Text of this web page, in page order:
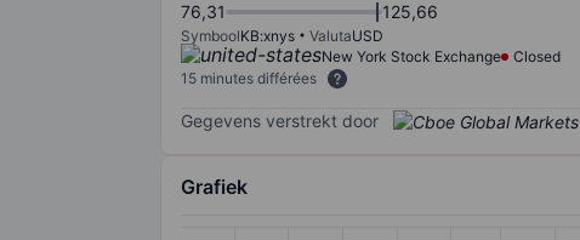
76,31 125,66
SymboolKB:xnys ValutaUSD
New York Stock Exchange
Closed
15 minutes différées
Gegevens verstrekt door
Grafiek